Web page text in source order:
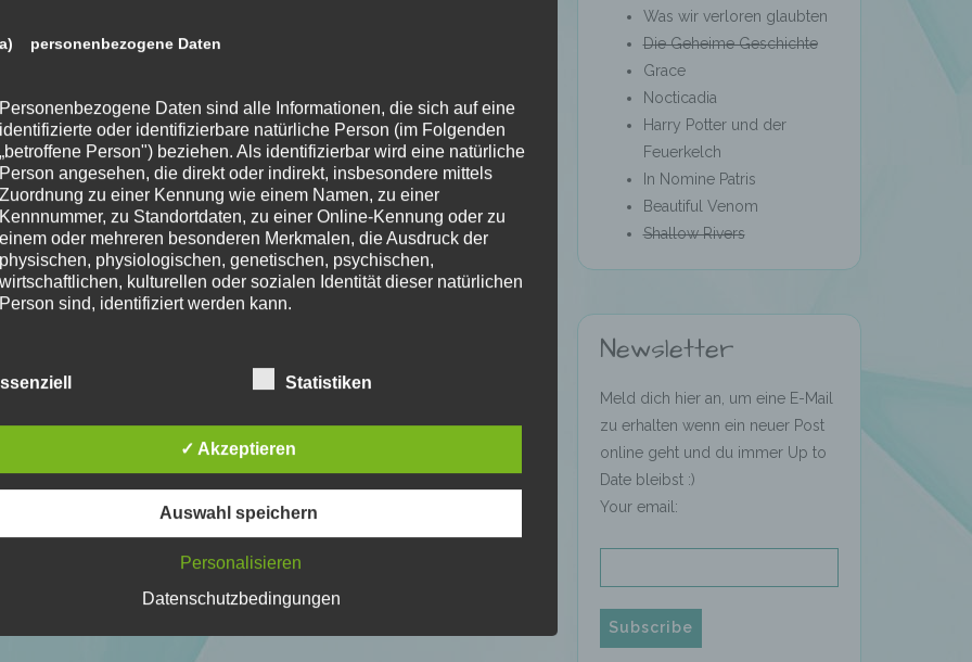
Was wir verloren glaubten
Die Geheime Geschichte
Grace
Nocticadia
Harry Potter und der
Feuerkelch
In Nomine Patris
Beautiful Venom
Shallow Rivers
Newsletter
Meld dich hier an, um eine E-Mail
zu erhalten wenn ein neuer Post
online geht und du immer Up to
Date bleibst :)
Your email:
a) personenbezogene Daten
Personenbezogene Daten sind alle Informationen, die sich auf eine
identifizierte oder identifizierbare natürliche Person (im Folgenden
„betroffene Person") beziehen. Als identifizierbar wird eine natürliche
Person angesehen, die direkt oder indirekt, insbesondere mittels
Zuordnung zu einer Kennung wie einem Namen, zu einer
Kennnummer, zu Standortdaten, zu einer Online-Kennung oder zu
einem oder mehreren besonderen Merkmalen, die Ausdruck der
physischen, physiologischen, genetischen, psychischen,
wirtschaftlichen, kulturellen oder sozialen Identität dieser natürlichen
Person sind, identifiziert werden kann.
b) betroffene Person
Betroffene Person ist jede identifizierte oder identifizierbare
Verarbeitung Verantwortlichen verarbeitet werden.
ausgeführte Vorgang oder jede solche Vorgangsreihe im
Statistiken
✓ Akzeptieren
Auswahl speichern
Personalisieren
Datenschutzbedingungen